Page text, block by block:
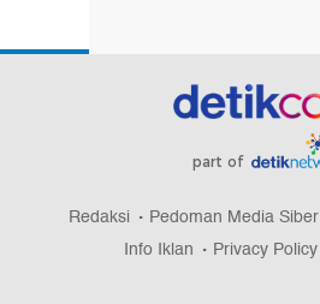
part of
Redaksi Pedoman Media Siber
Info Iklan
Privacy Policy